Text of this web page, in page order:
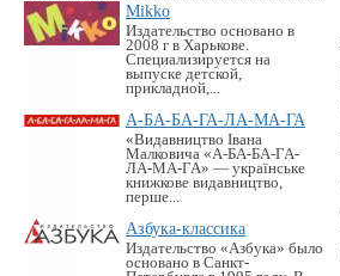
Mikko
Издательство основано в
2008 г в Харькове.
Специализируется на
выпуске детской,
прикладной,...
А-БА-БА-ГА-ЛА-МА-ГА
«Видавництво Івана
Малковича «А-БА-БА-ГА-
ЛА-МА-ГА» — українське
книжкове видавництво,
перше...
Азбука-классика
Издательство «Азбука» было
основано в Санкт-